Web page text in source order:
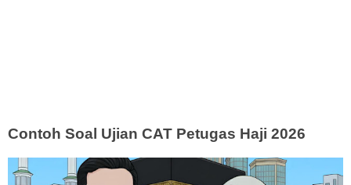
Contoh Soal Ujian CAT Petugas Haji 2026